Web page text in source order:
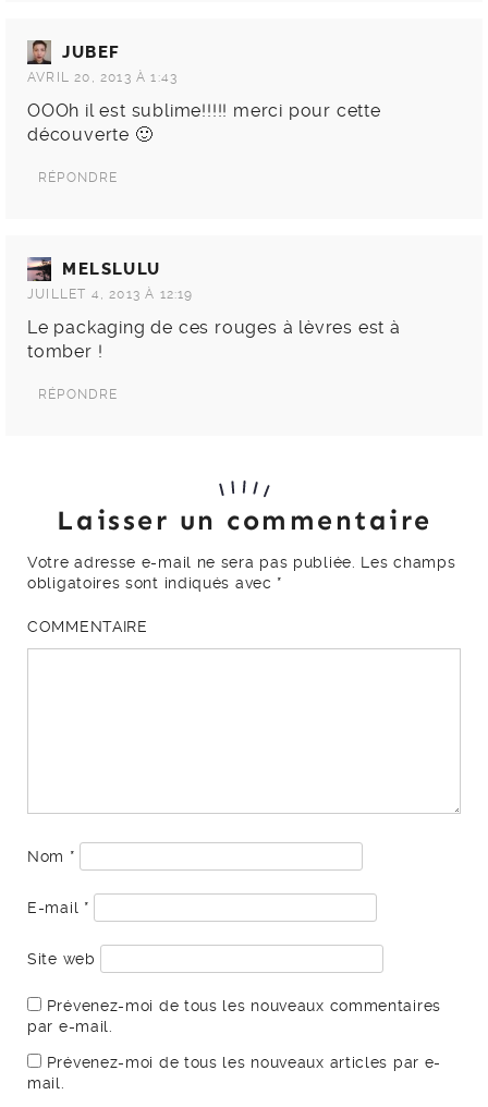
JUBEF
AVRIL 20, 2013 À 1:43
OOOh il est sublime!!!!! merci pour cette
découverte 🙂
RÉPONDRE
MELSLULU
JUILLET 4, 2013 À 12:19
Le packaging de ces rouges à lèvres est à
tomber !
RÉPONDRE
Laisser un commentaire
Votre adresse e-mail ne sera pas publiée.
Les champs
obligatoires sont indiqués avec *
COMMENTAIRE
Nom *
E-mail *
Site web
Prévenez-moi de tous les nouveaux commentaires
par e-mail.
Prévenez-moi de tous les nouveaux articles par e-
mail.